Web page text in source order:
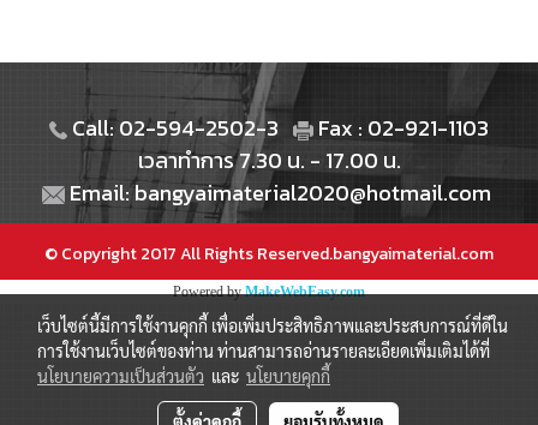
Call: 02-594-2502-3
Fax : 02-921-1103
เวลาทำการ 7.30 น. - 17.00 น.
Email: bangyaimaterial2020@hotmail.com
© Copyright 2017 All Rights Reserved.bangyaimaterial.com
Powered byMakeWebEasy.com
เว็บไซต์นี้มีการใช้งานคุกกี้ เพื่อเพิ่มประสิทธิภาพและประสบการณ์ที่ดีใน
การใช้งานเว็บไซต์ของท่าน ท่านสามารถอ่านรายละเอียดเพิ่มเติมได้ที่
นโยบายความเป็นส่วนตัว และ นโยบายคุกกี้